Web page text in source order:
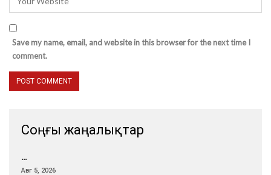
Save my name, email, and website in this browser for the next time I
comment.
Соңғы жаңалықтар
…
Авг 5, 2026